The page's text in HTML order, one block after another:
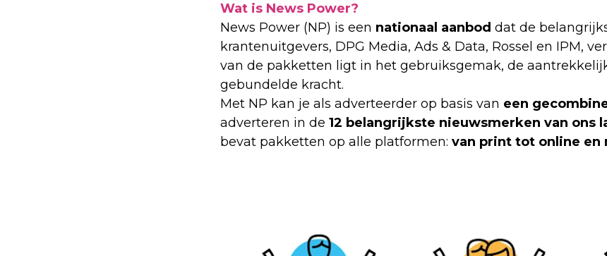
Wat is News Power?
News Power (NP) is een nationaal aanbod dat de
krantenuitgevers, DPG Media, Ads & Data, Rossel en IPM,
van de pakketten ligt in het gebruiksgemak, de
gebundelde kracht.
Met NP kan je als adverteerder op basis van een
adverteren in de 12 belangrijkste nieuwsmerken van ons
bevat pakketten op alle platformen: van print tot online en